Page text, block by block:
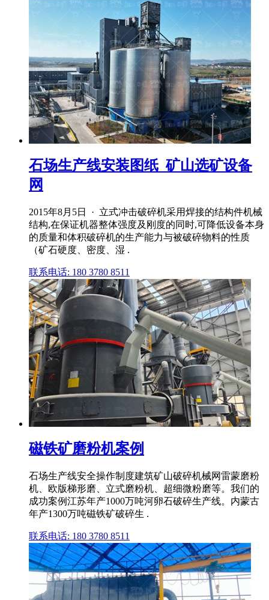
石场生产线安装图纸_矿山选矿设备
网
2015年8月5日 · 立式冲击破碎机采用焊接的结构件机械
结构,在保证机器整体强度及刚度的同时,可降低设备本身
的质量和体积破碎机的生产能力与被破碎物料的性质
（矿石硬度、密度、湿 .
联系电话: 180 3780 8511
磁铁矿磨粉机案例
石场生产线安全操作制度建筑矿山破碎机械网雷蒙磨粉
机、欧版梯形磨、立式磨粉机、超细微粉磨等。我们的
成功案例江苏年产1000万吨河卵石破碎生产线。内蒙古
年产1300万吨磁铁矿破碎生 .
联系电话: 180 3780 8511